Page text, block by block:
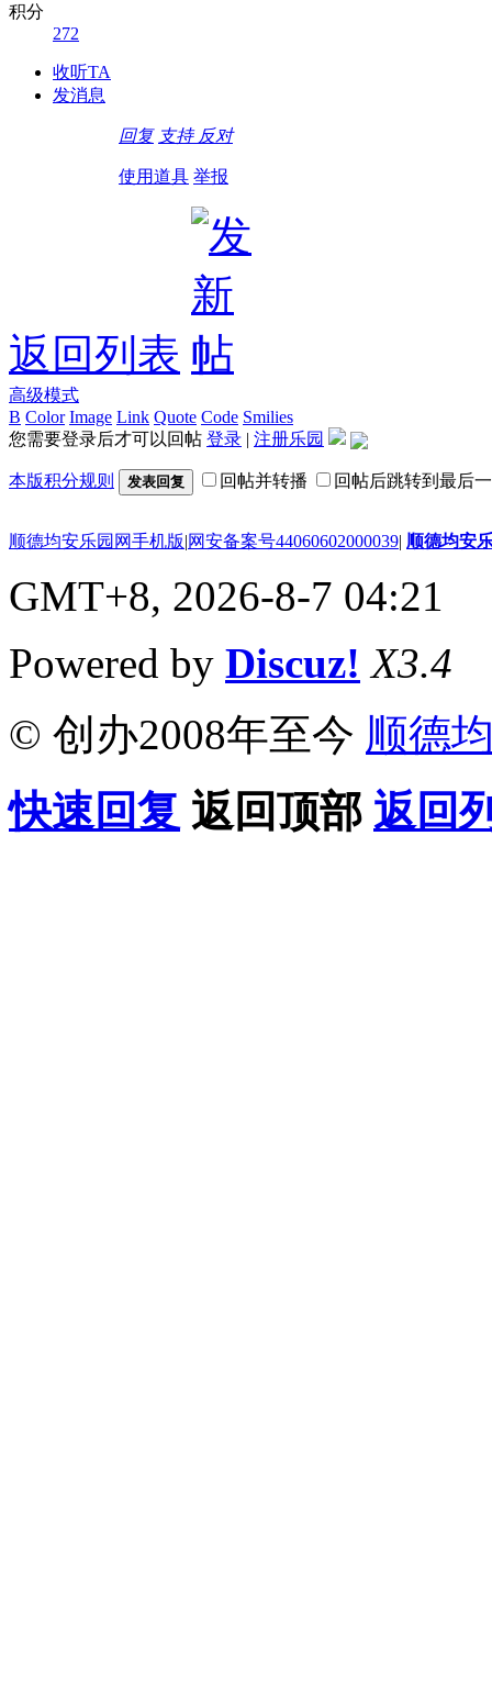
积分
272
收听TA
发消息
回复 支持 反对
使用道具 举报
返回列表
高级模式
B Color Image Link Quote Code Smilies
您需要登录后才可以回帖 登录 | 注册乐园
本版积分规则 发表回复 回帖并转播 回帖后跳转到最后
顺德均安乐园网手机版|网安备案号44060602000039| 顺德均安
GMT+8, 2026-8-7 04:21
Powered by Discuz! X3.4
© 创办2008年至今 顺德
快速回复 返回顶部 返回